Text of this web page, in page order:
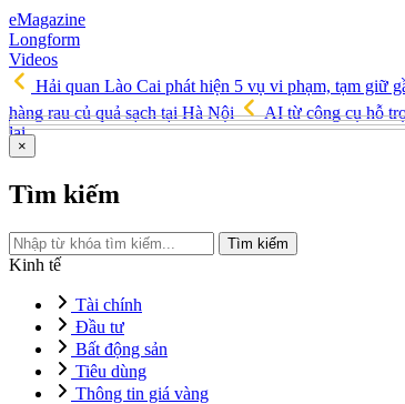
eMagazine
Longform
Videos
Hải quan Lào Cai phát hiện 5 vụ vi phạm, tạm giữ
hàng rau củ quả sạch tại Hà Nội
AI từ công cụ hỗ
lai
×
Tìm kiếm
Tìm kiếm
Kinh tế
Tài chính
Đầu tư
Bất động sản
Tiêu dùng
Thông tin giá vàng